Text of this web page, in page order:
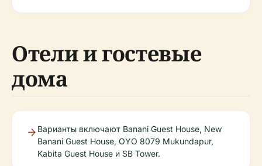
Отели и гостевые
дома
Варианты включают Banani Guest House, New
Banani Guest House, OYO 8079 Mukundapur,
Kabita Guest House и SB Tower.